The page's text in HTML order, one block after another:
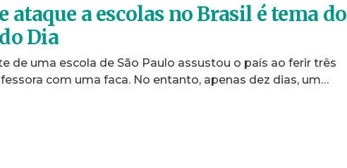
ataque a escolas no Brasil é tema do
Dia
de uma escola de São Paulo assustou o país ao ferir três
com uma faca. No entanto, apenas dez dias, um…